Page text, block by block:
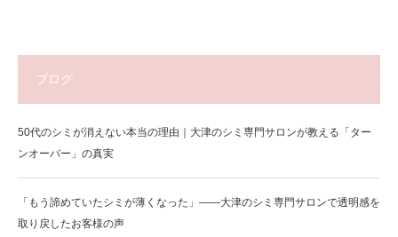
ブログ
50代のシミが消えない本当の理由｜大津のシミ専門サロンが教える「ター
ンオーバー」の真実
「もう諦めていたシミが薄くなった」——大津のシミ専門サロンで透明感を
取り戻したお客様の声